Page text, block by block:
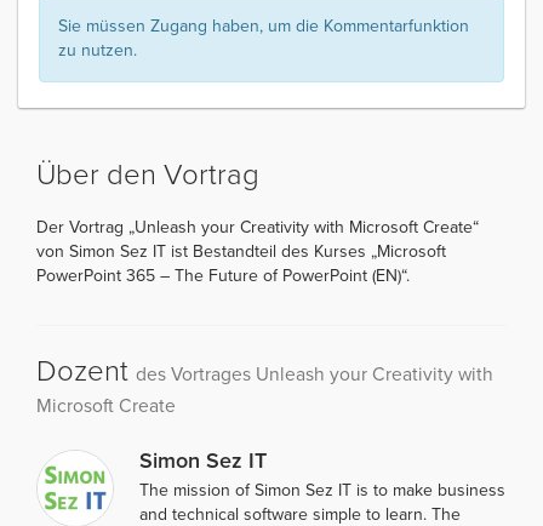
Sie müssen Zugang haben, um die Kommentarfunktion
zu nutzen.
Über den Vortrag
Der Vortrag „Unleash your Creativity with Microsoft Create“
von Simon Sez IT ist Bestandteil des Kurses „Microsoft
PowerPoint 365 – The Future of PowerPoint (EN)“.
Dozent des Vortrages Unleash your Creativity with
Microsoft Create
Simon Sez IT
The mission of Simon Sez IT is to make business
and technical software simple to learn. The